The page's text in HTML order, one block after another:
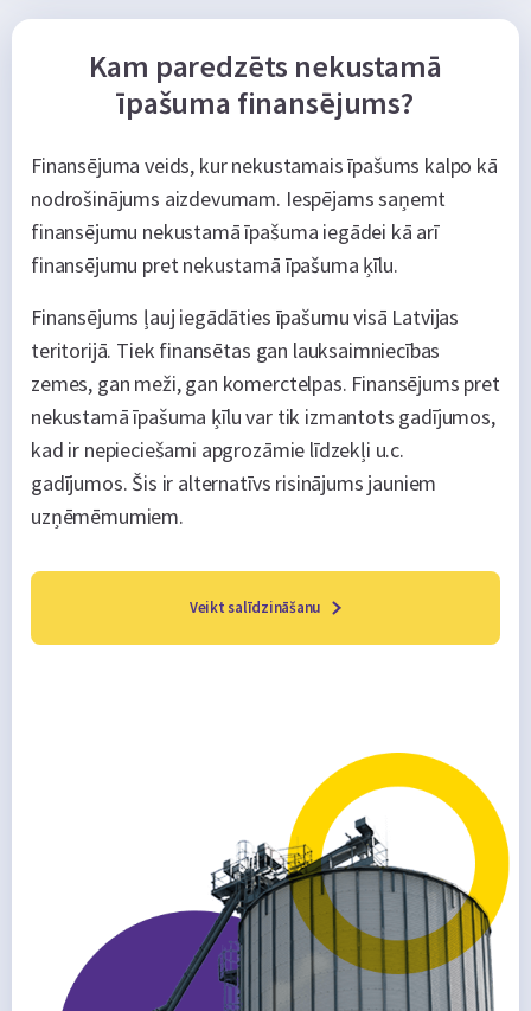
Kam paredzēts nekustamā
īpašuma finansējums?
Finansējuma veids, kur nekustamais īpašums kalpo kā
nodrošinājums aizdevumam. Iespējams saņemt
finansējumu nekustamā īpašuma iegādei kā arī
finansējumu pret nekustamā īpašuma ķīlu.
Finansējums ļauj iegādāties īpašumu visā Latvijas
teritorijā. Tiek finansētas gan lauksaimniecības
zemes, gan meži, gan komerctelpas. Finansējums pret
nekustamā īpašuma ķīlu var tik izmantots gadījumos,
kad ir nepieciešami apgrozāmie līdzekļi u.c.
gadījumos. Šis ir alternatīvs risinājums jauniem
uzņēmēmumiem.
Veikt salīdzināšanu